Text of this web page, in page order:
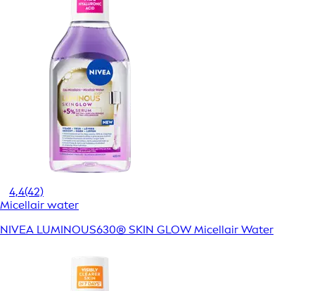
4,4(42)
Micellair water
NIVEA LUMINOUS630® SKIN GLOW Micellair Water